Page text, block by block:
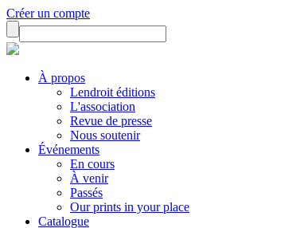
Créer un compte
À propos
Lendroit éditions
L'association
Revue de presse
Nous soutenir
Événements
En cours
À venir
Passés
Our prints in your place
Catalogue